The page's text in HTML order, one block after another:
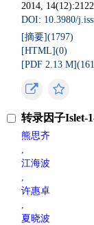
2014,
DOI: 10.3980/
[摘要](1797)
[HTML](0)
[PDF 2.13 M](
转录因子Islet-
熊思齐
,
江海波
,
许惠卓
,
夏晓波